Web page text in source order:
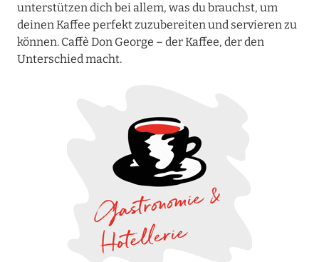
unterstützen dich bei allem, was du brauchst, um
deinen Kaffee perfekt zuzubereiten und servieren zu
können. Caffè Don George – der Kaffee, der den
Unterschied macht.